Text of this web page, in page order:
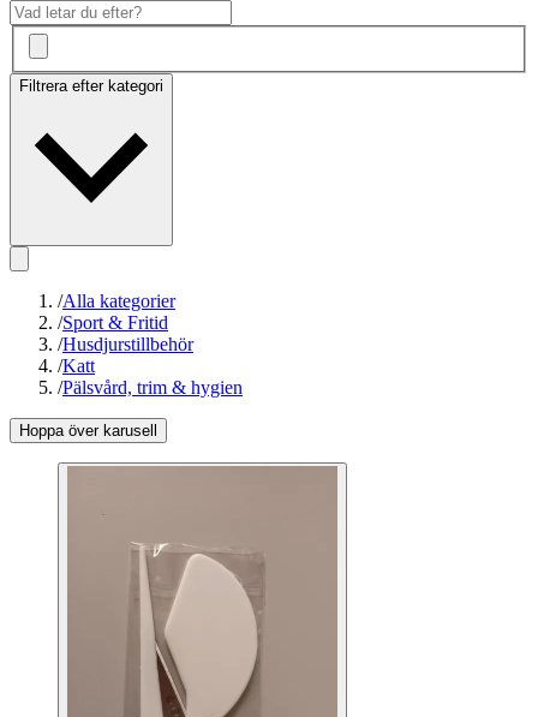
Filtrera efter kategori
/Alla kategorier
/Sport & Fritid
/Husdjurstillbehör
/Katt
/Pälsvård, trim & hygien
Hoppa över karusell